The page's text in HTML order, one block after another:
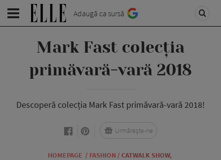
Adaugă ca sursă
Mark Fast colecția
primăvară-vară 2018
Descoperă colecția Mark Fast primăvară-vară 2018!
HOMEPAGE / FASHION / CATWALK SHOW,
Urmărește-ne